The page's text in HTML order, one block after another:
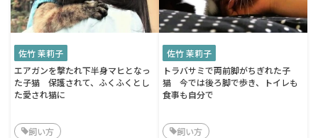
佐竹 茉莉子
エアガンを撃たれ下半身マヒとなっ
た子猫 保護されて、ふくふくとし
た愛され猫に
飼い方
佐竹 茉莉子
トラバサミで両前脚がちぎれた子
猫 今では後ろ脚で歩き、トイレも
食事も自分で
飼い方